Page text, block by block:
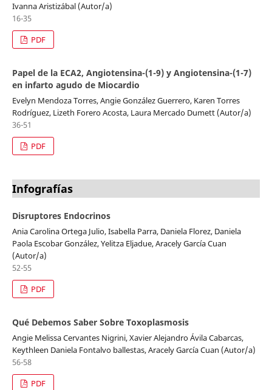
Ivanna Aristizábal (Autor/a)
16-35
PDF
Papel de la ECA2, Angiotensina-(1-9) y Angiotensina-(1-7)
en infarto agudo de Miocardio
Evelyn Mendoza Torres, Angie González Guerrero, Karen Torres
Rodríguez, Lizeth Forero Acosta, Laura Mercado Dumett (Autor/a)
36-51
PDF
Infografías
Disruptores Endocrinos
Ania Carolina Ortega Julio, Isabella Parra, Daniela Florez, Daniela
Paola Escobar González, Yelitza Eljadue, Aracely García Cuan
(Autor/a)
52-55
PDF
Qué Debemos Saber Sobre Toxoplasmosis
Angie Melissa Cervantes Nigrini, Xavier Alejandro Ávila Cabarcas,
Keythleen Daniela Fontalvo ballestas, Aracely García Cuan (Autor/a)
56-58
PDF